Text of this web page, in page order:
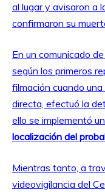
al lugar y avisaron a
confirmaron su
En un comunicado
según los primeros
filmación cuando
directa, efectuó la
ello se implementó
localización del
Mientras tanto, a
videovigilancia del